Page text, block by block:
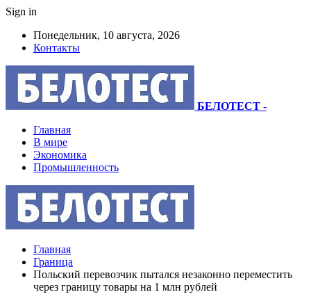
Sign in
Понедельник, 10 августа, 2026
Контакты
БЕЛОТЕСТ -
Главная
В мире
Экономика
Промышленность
Главная
Граница
Польский перевозчик пытался незаконно переместить
через границу товары на 1 млн рублей